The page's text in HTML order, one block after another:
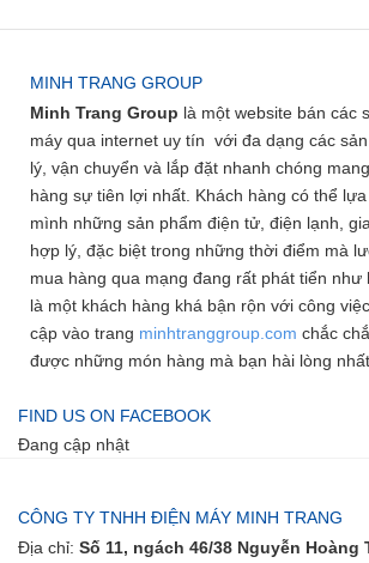
MINH TRANG GROUP
Minh Trang Group là một website bán các
máy qua internet uy tín với đa dạng các
lý, vận chuyển và lắp đặt nhanh chóng
hàng sự tiên lợi nhất. Khách hàng có thể
mình những sản phẩm điện tử, điện lạnh,
hợp lý, đặc biệt trong những thời điểm mà
mua hàng qua mạng đang rất phát tiển
là một khách hàng khá bận rộn với công
cập vào trang minhtranggroup.com chắc
được những món hàng mà bạn hài lòng nhất.
FIND US ON FACEBOOK
Đang cập nhật
CÔNG TY TNHH ĐIỆN MÁY MINH TRANG
Địa chỉ: Số 11, ngách 46/38 Nguyễn Hoàng